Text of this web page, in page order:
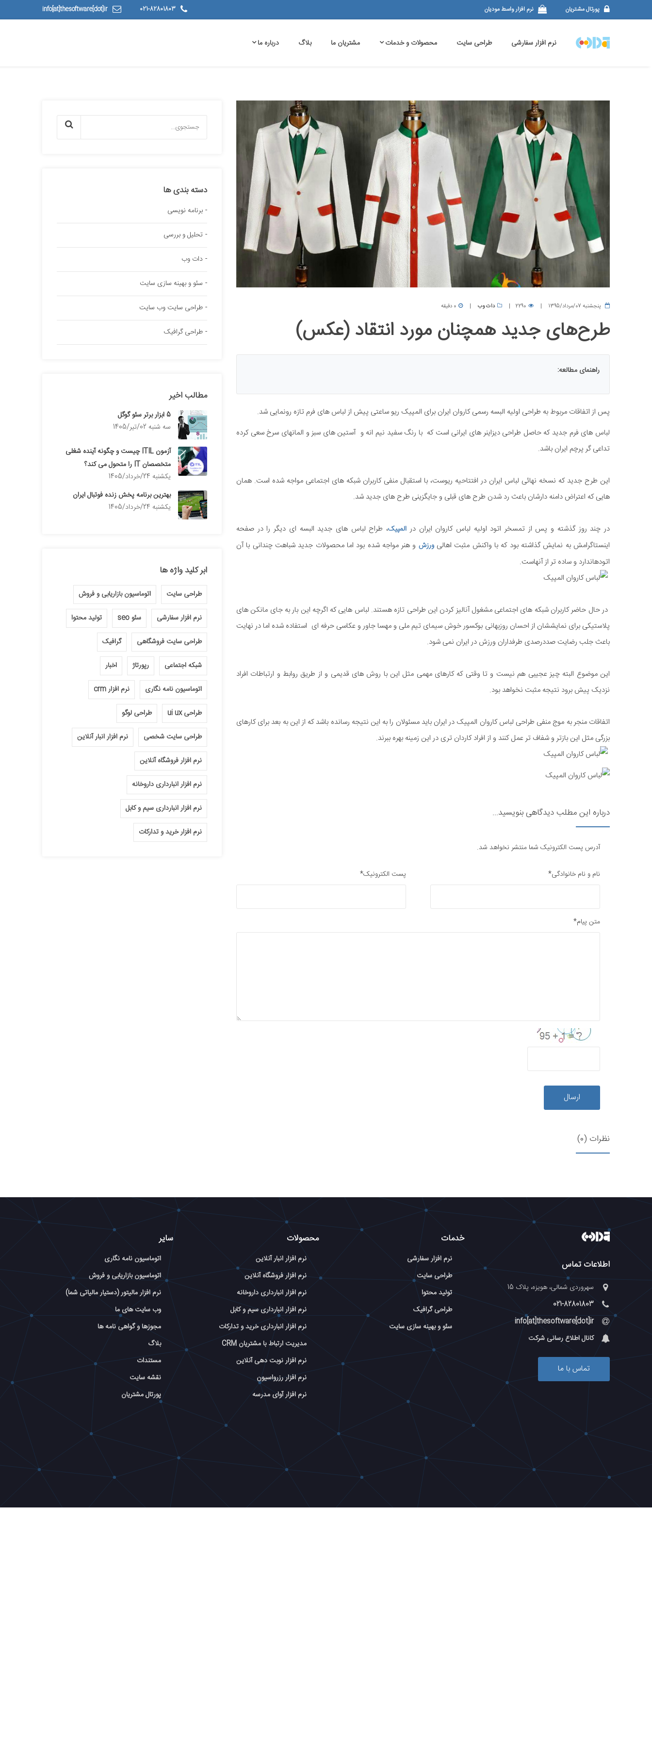
پورتال مشتریان نرم افزار واسط مودیان 021-82801803
info[at]thesoftware[dot]ir
نرم افزار سفارشی طراحی سایت محصولات و خدمات مشتریان ما بلاگ درباره ما
پنجشنبه 07/مرداد/1395 2290 دات وب 0 دقیقه
طرح‌های جدید همچنان مورد انتقاد (عکس)
راهنمای مطالعه:
پس از اتفاقات مربوط به طراحی اولیه البسه رسمی کاروان ایران برای المپیک ریو ساعتی پیش از لباس های فرم تازه رونمایی شد.
لباس های فرم جدید که حاصل طراحی دیزاینر های ایرانی است که با رنگ سفید نیم انه و آستین های سبز و المانهای سرخ سعی کرده
تداعی گر پرچم ایران باشد.
این طرح جدید که نسخه نهائی لباس ایران در افتتاحیه ریوست، با استقبال منفی کاربران شبکه های اجتماعی مواجه شده است. همان
هایی که اعتراض دامنه دارشان باعث رد شدن طرح های قبلی و جایگزینی طرح های جدید شد.
در چند روز گذشته و پس از تمسخر اتود اولیه لباس کاروان ایران در المپیک، طراح لباس های جدید البسه ای دیگر را در صفحه
اینستاگرامش به نمایش گذاشته بود که با واکنش مثبت اهالیورزش و هنر مواجه شده بود اما محصولات جدید شباهت چندانی با آن
اتودهاندارد و ساده تر از آنهاست.
در حال حاضر کاربران شبکه های اجتماعی مشغول آنالیز کردن این طراحی تازه هستند. لباس هایی که اگرچه این بار به جای مانکن های
پلاستیکی برای نمایششان از احسان روزبهانی بوکسور خوش سیمای تیم ملی و مهسا جاور و عکاسی حرفه ای استفاده شده اما در نهایت
باعث جلب رضایت صددرصدی طرفداران ورزش در ایران نمی شود.
این موضوع البته چیز عجیبی هم نیست و تا وقتی که کارهای مهمی مثل این با روش های قدیمی و از طریق روابط و ارتباطات افراد
نزدیک پیش برود نتیجه مثبت نخواهد بود.
اتفاقات منجر به موج منفی طراحی لباس کاروان المپیک در ایران باید مسئولان را به این نتیجه رسانده باشد که از این به بعد برای کارهای
بزرگی مثل این بازتر و شفاف تر عمل کنند و از افراد کاردان تری در این زمینه بهره ببرند.
درباره این مطلب دیدگاهی بنویسید...
آدرس پست الکترونیک شما منتشر نخواهد شد.
نام و نام خانوادگی* پست الکترونیک*
متن پیام*
ارسال
نظرات (0)
دسته بندی ها
برنامه نویسی
تحلیل و بررسی
دات وب
سئو و بهینه سازی سایت
طراحی سایت وب سایت
طراحی گرافیک
مطالب اخیر
5 ابزار برتر سئو گوگل
سه شنبه 02/تیر/1405
آزمون ITIL چیست و چگونه آینده شغلی
متخصصان IT را متحول می کند؟
يكشنبه 24/خرداد/1405
بهترین برنامه پخش زنده فوتبال ایران
يكشنبه 24/خرداد/1405
ابر کلید واژه ها
طراحی سایت اتوماسیون بازاریابی و فروش
نرم افزار سفارشی سئو seo تولید محتوا
طراحی سایت فروشگاهی گرافیک
شبکه اجتماعی رپورتاژ اخبار
اتوماسیون نامه نگاری نرم افزار crm
طراحی ui ux طراحی لوگو
طراحی سایت شخصی نرم افزار انبار آنلاین
نرم افزار فروشگاه آنلاین
نرم افزار انبارداری داروخانه
نرم افزار انبارداری سیم و کابل
نرم افزار خرید و تدارکات
اطلاعات تماس
سهروردی شمالی، هویزه، پلاک 15
021-82801803
info[at]thesoftware[dot]ir
کانال اطلاع رسانی شرکت
تماس با ما
خدمات
نرم افزار سفارشی
طراحی سایت
تولید محتوا
طراحی گرافیک
سئو و بهینه سازی سایت
محصولات
نرم افزار انبار آنلاین
نرم افزار فروشگاه آنلاین
نرم افزار انبارداری داروخانه
نرم افزار انبارداری سیم و کابل
نرم افزار انبارداری خرید و تدارکات
مدیریت ارتباط با مشتریان CRM
نرم افزار نوبت دهی آنلاین
نرم افزار رزرواسیون
نرم افزار آوای مدرسه
سایر
اتوماسیون نامه نگاری
اتوماسیون بازاریابی و فروش
نرم افزار مالیتور (دستیار مالیاتی شما)
وب سایت های ما
مجوزها و گواهی نامه ها
بلاگ
مستندات
نقشه سایت
پورتال مشتریان